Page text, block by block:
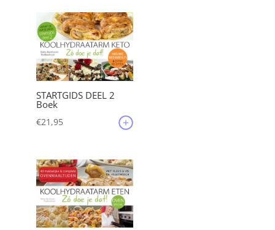
STARTGIDS DEEL 2
Boek
€21,95